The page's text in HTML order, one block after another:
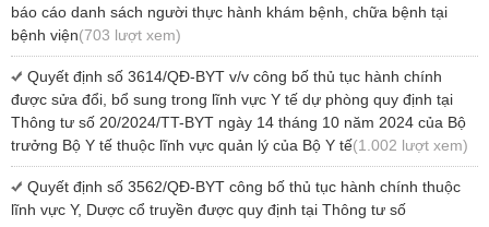
báo cáo danh sách người thực hành khám bệnh, chữa bệnh tại
bệnh viện(703 lượt xem)
Quyết định số 3614/QĐ-BYT v/v công bố thủ tục hành chính
được sửa đổi, bổ sung trong lĩnh vực Y tế dự phòng quy định tại
Thông tư số 20/2024/TT-BYT ngày 14 tháng 10 năm 2024 của Bộ
trưởng Bộ Y tế thuộc lĩnh vực quản lý của Bộ Y tế(1.002 lượt xem)
Quyết định số 3562/QĐ-BYT công bố thủ tục hành chính thuộc
lĩnh vực Y, Dược cổ truyền được quy định tại Thông tư số